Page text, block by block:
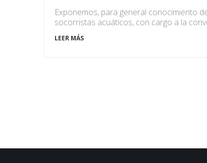
Exponemos, para general conocimiento
socorristas acuáticos, con cargo a la
LEER MÁS